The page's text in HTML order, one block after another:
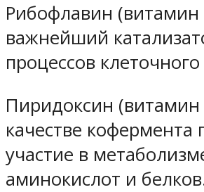
Рибофлавин (витамин
важнейший
процессов
Пиридоксин (витамин
качестве кофермента
участие в
аминокислот и